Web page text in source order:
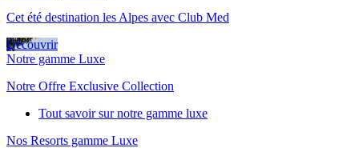
Cet été destination les Alpes avec Club Med
Découvrir
Notre gamme Luxe
Notre Offre Exclusive Collection
Tout savoir sur notre gamme luxe
Nos Resorts gamme Luxe